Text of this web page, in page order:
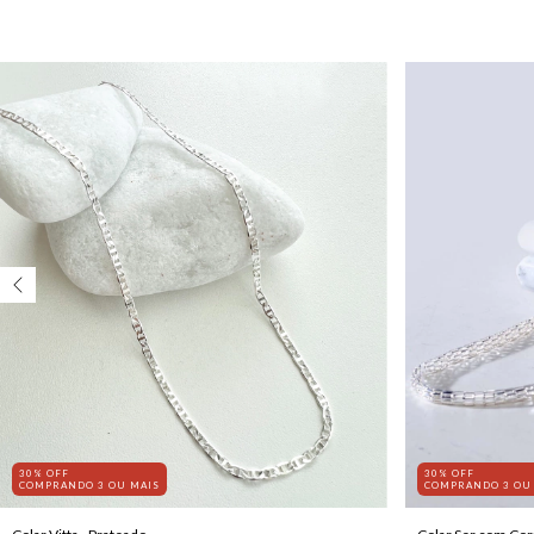
30% OFF
COMPRANDO 3 OU MAIS
30% OFF
COMPRANDO 3